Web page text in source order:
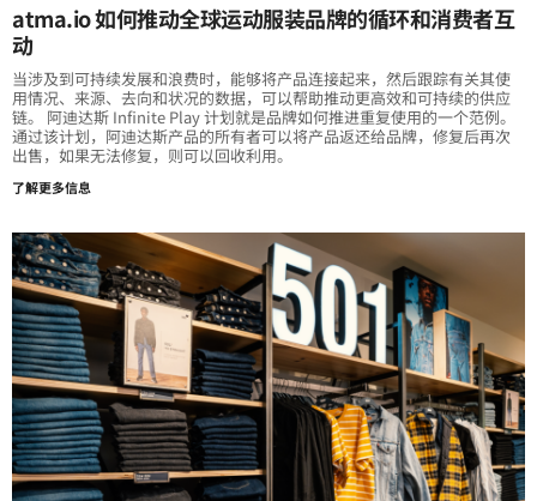
atma.io 如何推动全球运动服装品牌的循环和消费者互
动
当涉及到可持续发展和浪费时，能够将产品连接起来，然后跟踪有关其使
用情况、来源、去向和状况的数据，可以帮助推动更高效和可持续的供应
链。 阿迪达斯 Infinite Play 计划就是品牌如何推进重复使用的一个范例。
通过该计划，阿迪达斯产品的所有者可以将产品返还给品牌，修复后再次
出售，如果无法修复，则可以回收利用。
了解更多信息
Loading...